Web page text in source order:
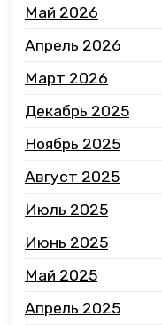
Май 2026
Апрель 2026
Март 2026
Декабрь 2025
Ноябрь 2025
Август 2025
Июль 2025
Июнь 2025
Май 2025
Апрель 2025